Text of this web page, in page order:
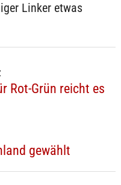
Linker etwas
Rot-Grün reicht es
gewählt